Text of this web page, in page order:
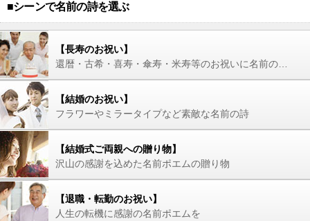
■シーンで名前の詩を選ぶ
【長寿のお祝い】
【結婚のお祝い】
フラワーやミラータイプなど素敵な名前の詩
【結婚式ご両親への贈り物】
沢山の感謝を込めた名前ポエムの贈り物
【退職・転勤のお祝い】
人生の転機に感謝の名前ポエムを